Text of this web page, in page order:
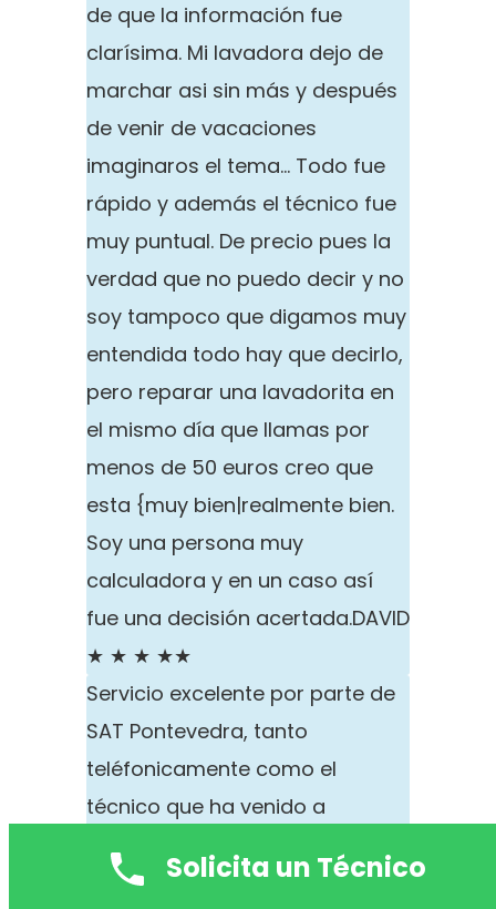
de que la información fue
clarísima. Mi lavadora dejo de
marchar asi sin más y después
de venir de vacaciones
imaginaros el tema… Todo fue
rápido y además el técnico fue
muy puntual. De precio pues la
verdad que no puedo decir y no
soy tampoco que digamos muy
entendida todo hay que decirlo,
pero reparar una lavadorita en
el mismo día que llamas por
menos de 50 euros creo que
esta {muy bien|realmente bien.
Soy una persona muy
calculadora y en un caso así
fue una decisión acertada.DAVID
★ ★ ★ ★★
Servicio excelente por parte de
SAT Pontevedra, tanto
teléfonicamente como el
técnico que ha venido a
Indudablemente un servicio
Solicita un Técnico